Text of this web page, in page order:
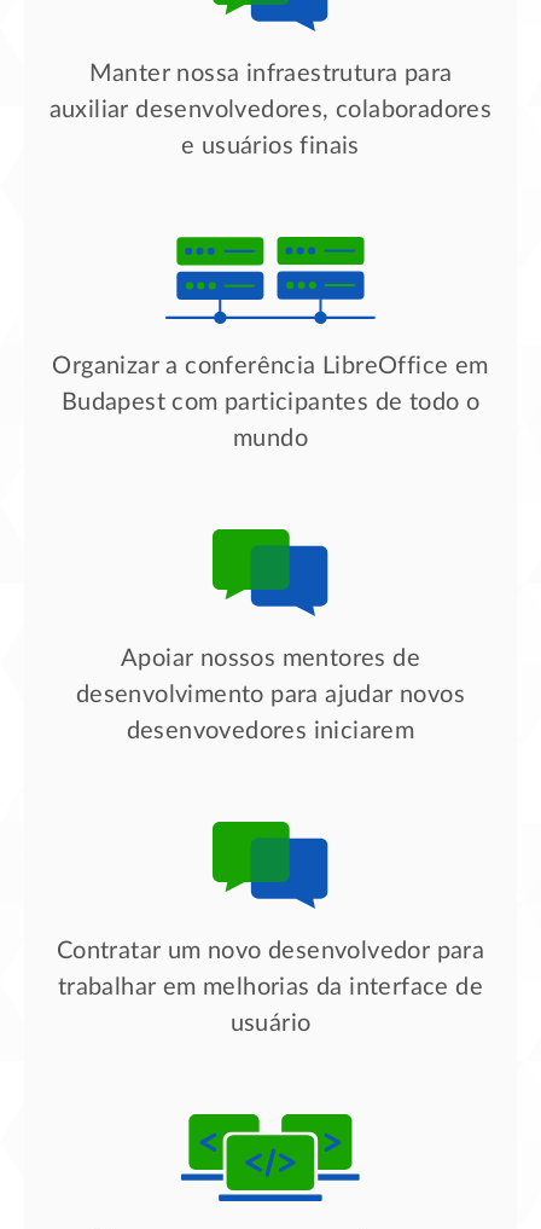
Manter nossa infraestrutura para
auxiliar desenvolvedores, colaboradores
e usuários finais
Organizar a conferência LibreOffice em
Budapest com participantes de todo o
mundo
Apoiar nossos mentores de
desenvolvimento para ajudar novos
desenvovedores iniciarem
Contratar um novo desenvolvedor para
trabalhar em melhorias da interface de
usuário